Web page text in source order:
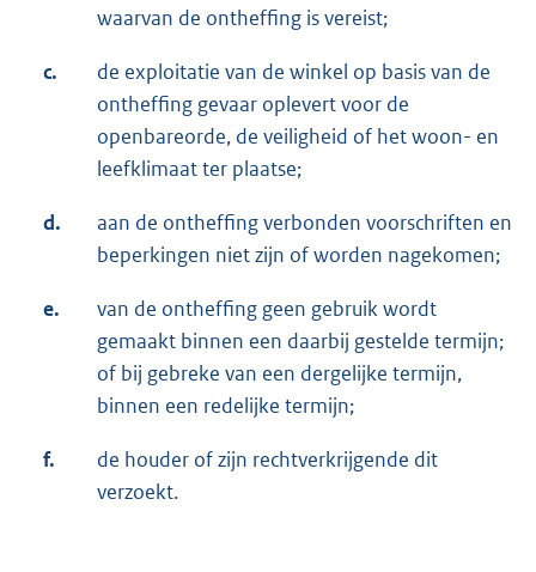
waarvan de ontheffing is vereist;
c.
de exploitatie van de winkel op basis van de
ontheffing gevaar oplevert voor de
openbareorde, de veiligheid of het woon- en
leefklimaat ter plaatse;
d.
aan de ontheffing verbonden voorschriften en
beperkingen niet zijn of worden nagekomen;
e.
van de ontheffing geen gebruik wordt
gemaakt binnen een daarbij gestelde termijn;
of bij gebreke van een dergelijke termijn,
binnen een redelijke termijn;
f.
de houder of zijn rechtverkrijgende dit
verzoekt.